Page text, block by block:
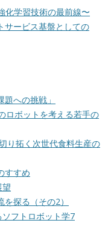
化学習技術の最前線〜
サービス基盤としての
への挑戦」
ロボットを考える若手の
り拓く次世代食料生産の
すすめ
探る（その2）
ソフトロボット学7